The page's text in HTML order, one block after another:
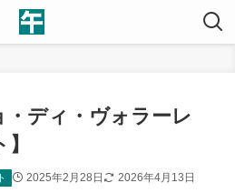
・ディ・ヴォラーレ
2025年2月28日 2026年4月13日